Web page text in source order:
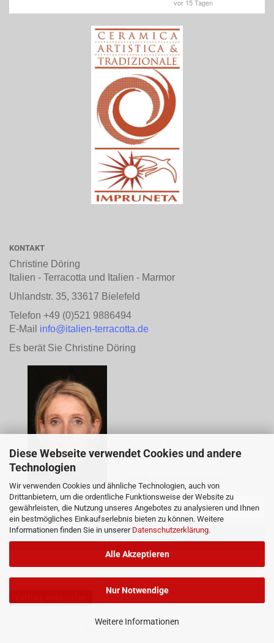
Diese Webseite verwendet Cookies und andere
Technologien
Wir verwenden Cookies und ähnliche Technologien, auch von
Drittanbietern, um die ordentliche Funktionsweise der Website zu
gewährleisten, die Nutzung unseres Angebotes zu analysieren und Ihnen
ein bestmögliches Einkaufserlebnis bieten zu können. Weitere
Informationen finden Sie in unserer Datenschutzerklärung.
Alle Akzeptieren
Nur Notwendige
Weitere Informationen
KONTAKT
Christine Döring
Italien - Terracotta und Italien - Marmor
Uhlandstr. 35, 33617 Bielefeld
Telefon +49 (0)521 9886494
E-Mail info@italien-terracotta.de
Es berät Sie Christine Döring